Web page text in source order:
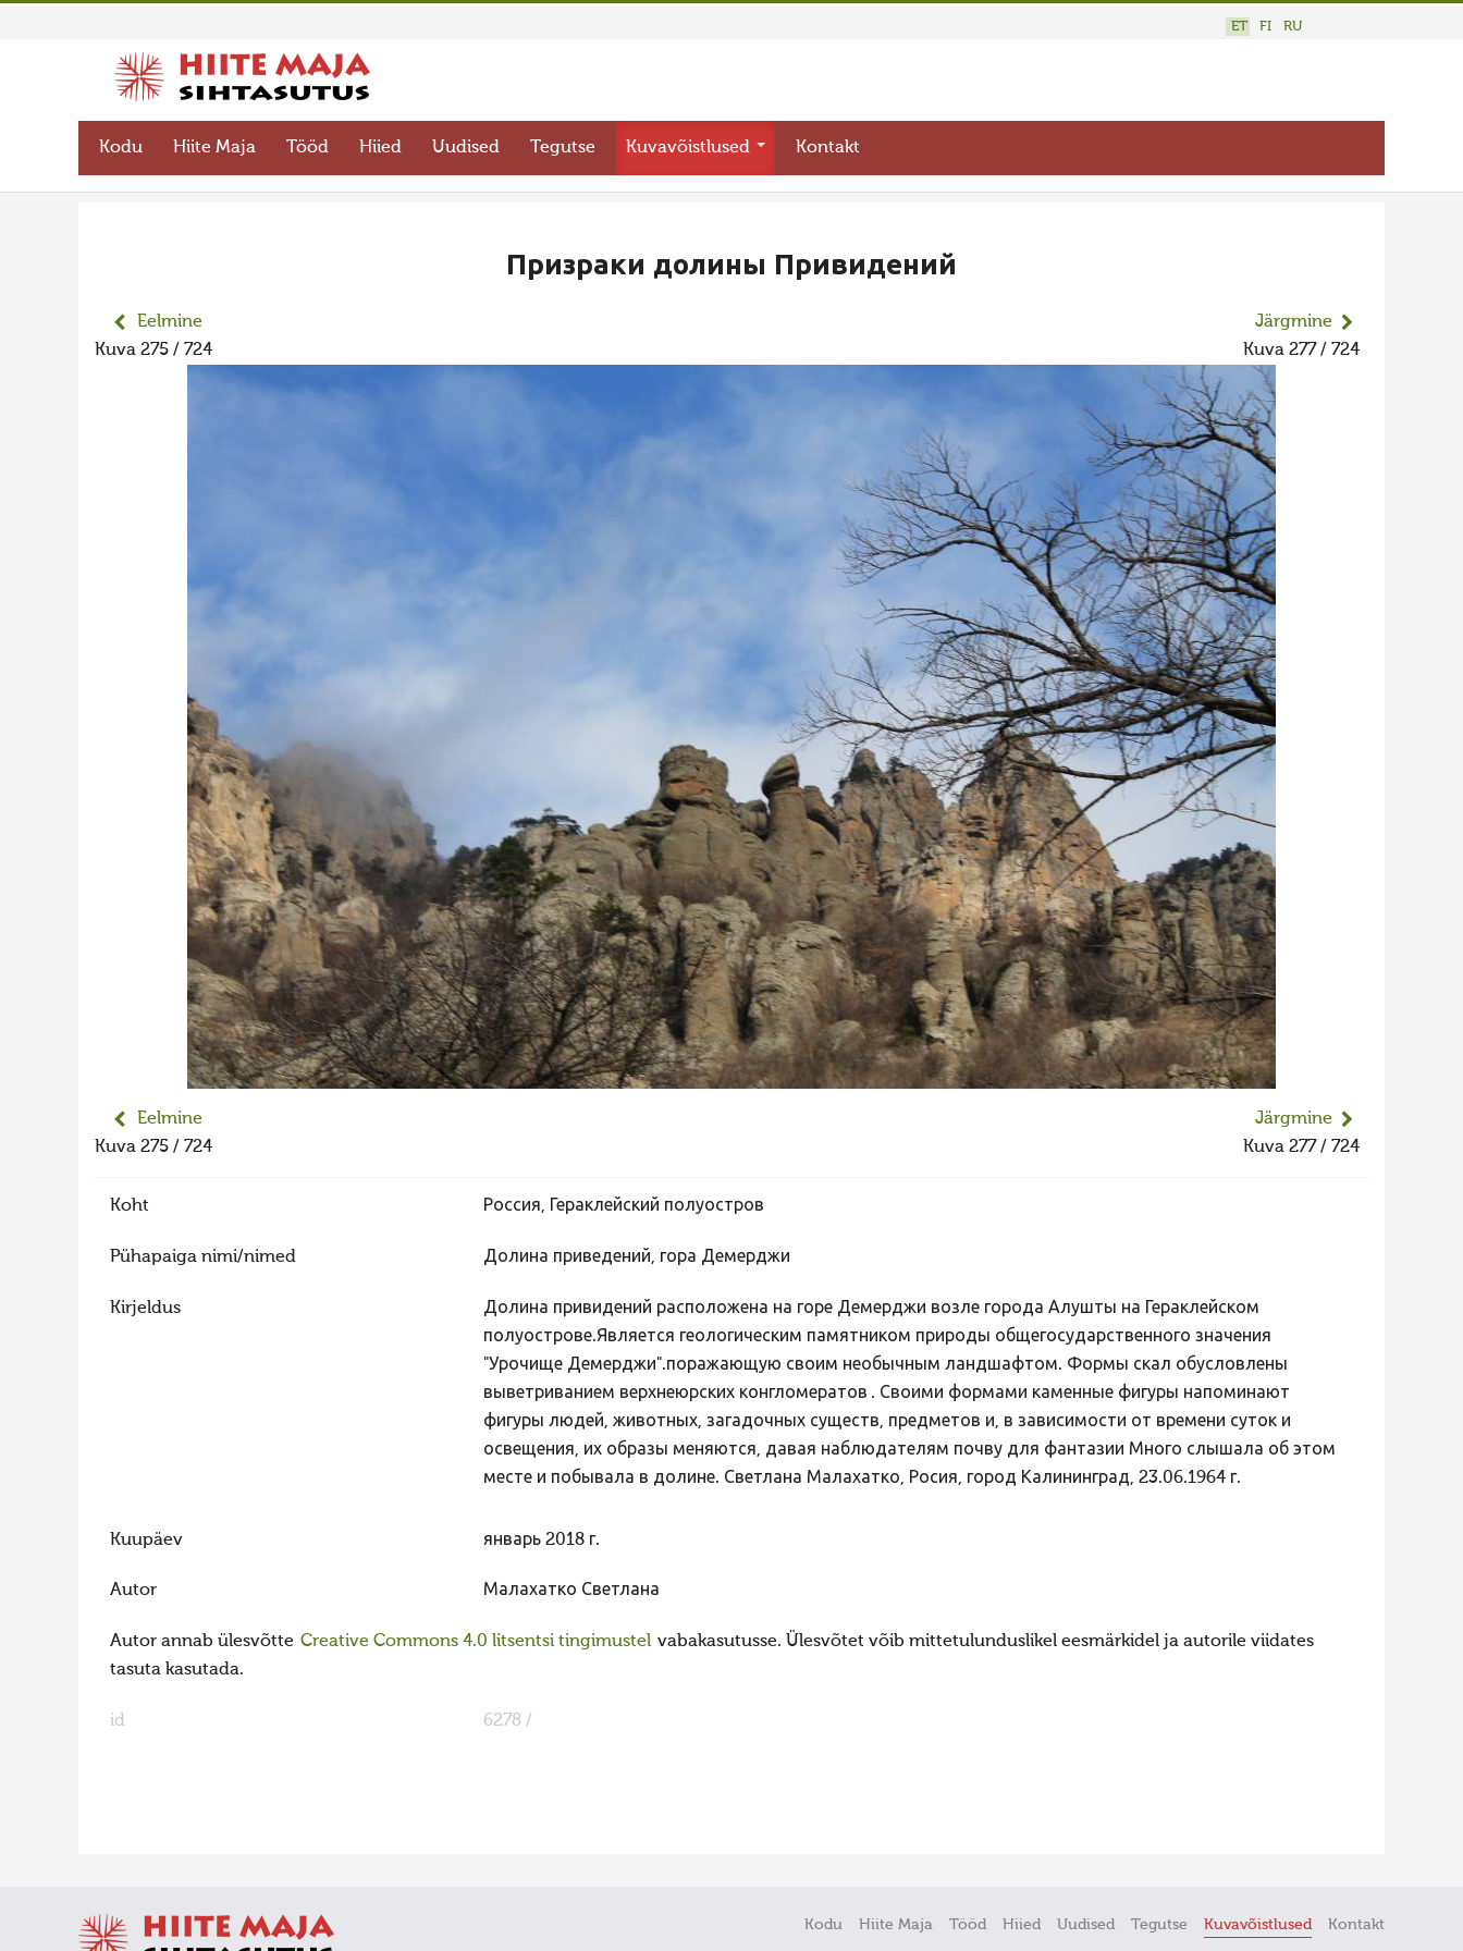
ET FI RU
Kodu Hiite Maja Tööd Hiied Uudised Tegutse Kuvavõistlused Kontakt
Призраки долины Привидений
Eelmine
Kuva 275 / 724
Järgmine
Kuva 277 / 724
Eelmine
Kuva 275 / 724
Järgmine
Kuva 277 / 724
Koht Россия, Гераклейский полуостров
Pühapaiga nimi/nimed Долина приведений, гора Демерджи
Kirjeldus
Долина привидений расположена на горе Демерджи возле города Алушты на Гераклейском
полуострове.Является геологическим памятником природы общегосударственного значения
"Урочище Демерджи".поражающую своим необычным ландшафтом. Формы скал обусловлены
выветриванием верхнеюрских конгломератов . Своими формами каменные фигуры напоминают
фигуры людей, животных, загадочных существ, предметов и, в зависимости от времени суток и
освещения, их образы меняются, давая наблюдателям почву для фантазии Много слышала об этом
месте и побывала в долине. Светлана Малахатко, Росия, город Калининград, 23.06.1964 г.
Kuupäev январь 2018 г.
Autor Малахатко Светлана
Autor annab ülesvõtte Creative Commons 4.0 litsentsi tingimustel vabakasutusse. Ülesvõtet võib mittetulunduslikel eesmärkidel ja autorile viidates
tasuta kasutada.
id 6278 /
Kodu Hiite Maja Tööd Hiied Uudised Tegutse Kuvavõistlused Kontakt